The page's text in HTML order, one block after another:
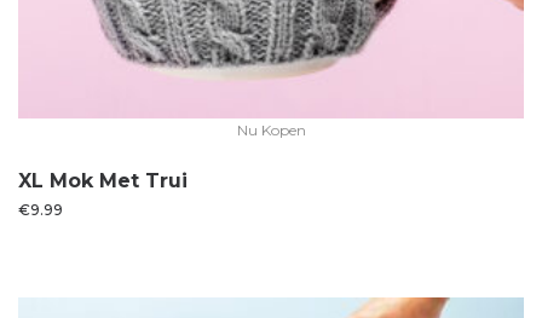
Nu Kopen
XL Mok Met Trui
€9.99